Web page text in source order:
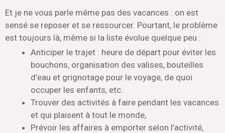
Et je ne vous parle même pas des vacances : on est
sensé se reposer et se ressourcer. Pourtant, le problème
est toujours là, même si la liste évolue quelque peu :
Anticiper le trajet : heure de départ pour éviter les
bouchons, organisation des valises, bouteilles
d’eau et grignotage pour le voyage, de quoi
occuper les enfants, etc.
Trouver des activités à faire pendant les vacances
et qui plaisent à tout le monde,
Prévoir les affaires à emporter selon l’activité,